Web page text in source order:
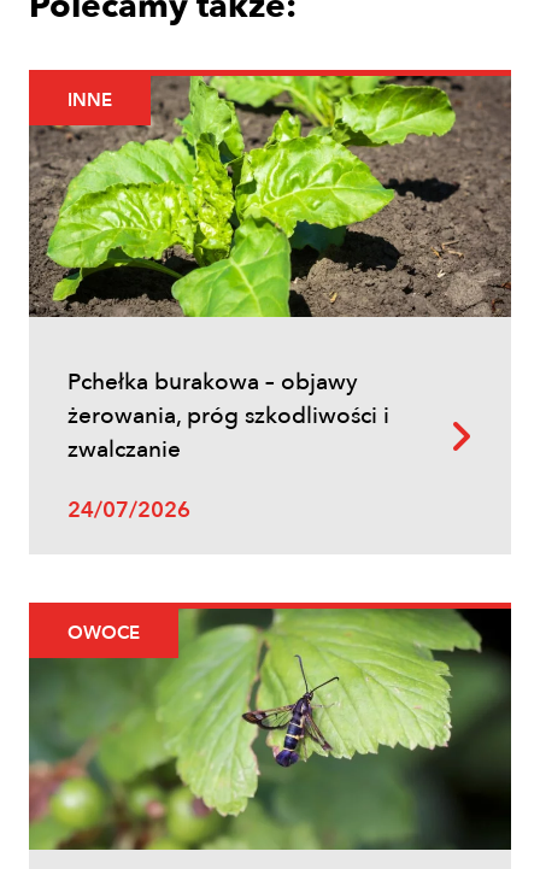
Uprawy polowe
Łokaś garbatek – jak rozpoznać
szkodnika i ograniczyć szkody w
Uprawy polowe
Ochrona fungicydowa zbóż – program
zabiegów, terminy i skuteczna strategia
ochrony
INNE
Pchełka burakowa – objawy
żerowania, próg szkodliwości i
zwalczanie
24/07/2026
OWOCE